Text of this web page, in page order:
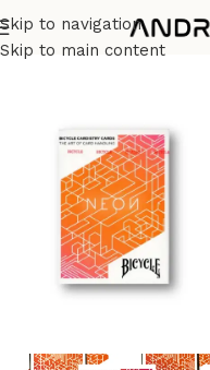
Skip to navigation
Skip to main content
Casa/ Barajas/Diseño